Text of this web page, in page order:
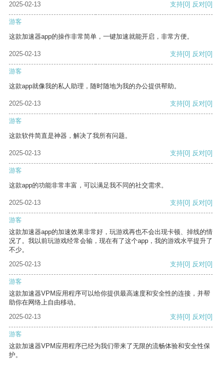
2025-02-13 支持[0] 反对[0]
游客
这款加速器app的操作非常简单，一键加速就能开启，非常方便。
2025-02-13 支持[0] 反对[0]
游客
这款app就像我的私人助理，随时随地为我的办公提供帮助。
2025-02-13 支持[0] 反对[0]
游客
这款软件简直是神器，解决了我所有问题。
2025-02-13 支持[0] 反对[0]
游客
这款app的功能非常丰富，可以满足我不同的社交需求。
2025-02-13 支持[0] 反对[0]
游客
这款加速器app的加速效果非常好，玩游戏再也不会出现卡顿、掉线的情
况了。我以前玩游戏经常会输，现在有了这个app，我的游戏水平提升了
不少。
2025-02-13
支持[0] 反对[0]
游客
这款加速器VPM应用程序可以给你提供最高速度和安全性的连接，并帮
助你在网络上自由移动。
2025-02-13
支持[0] 反对[0]
游客
这款加速器VPM应用程序已经为我们带来了无限的流畅体验和安全性保
护。